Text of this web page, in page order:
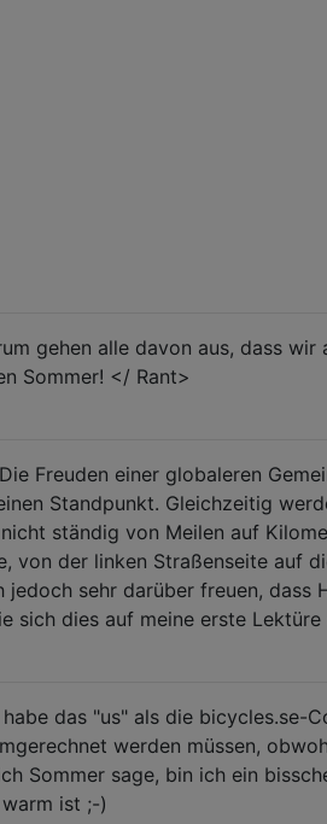
gehen alle davon aus, dass
Sommer! </ Rant>
Freuden einer globaleren
Standpunkt. Gleichzeitig
ständig von Meilen auf
von der linken Straßenseite auf
jedoch sehr darüber freuen, dass
sich dies auf meine erste
habe das "us" als die bicycles.se-
werden müssen,
Sommer sage, bin ich ein
ist ;-)